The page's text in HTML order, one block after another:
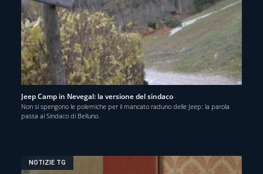
Jeep Camp in Nevegal: la versione del sindaco
Non si spengono le polemiche per il mancato raduno delle Jeep: la parola
passa al Sindaco di Belluno.
NOTIZIE TG